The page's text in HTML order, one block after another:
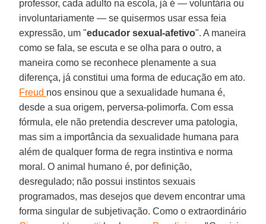
professor, cada adulto na escola, já é — voluntária ou
involuntariamente — se quisermos usar essa feia
expressão, um "educador sexual-afetivo". A maneira
como se fala, se escuta e se olha para o outro, a
maneira como se reconhece plenamente a sua
diferença, já constitui uma forma de educação em ato.
Freud nos ensinou que a sexualidade humana é,
desde a sua origem, perversa-polimorfa. Com essa
fórmula, ele não pretendia descrever uma patologia,
mas sim a importância da sexualidade humana para
além de qualquer forma de regra instintiva e norma
moral. O animal humano é, por definição,
desregulado; não possui instintos sexuais
programados, mas desejos que devem encontrar uma
forma singular de subjetivação. Como o extraordinário